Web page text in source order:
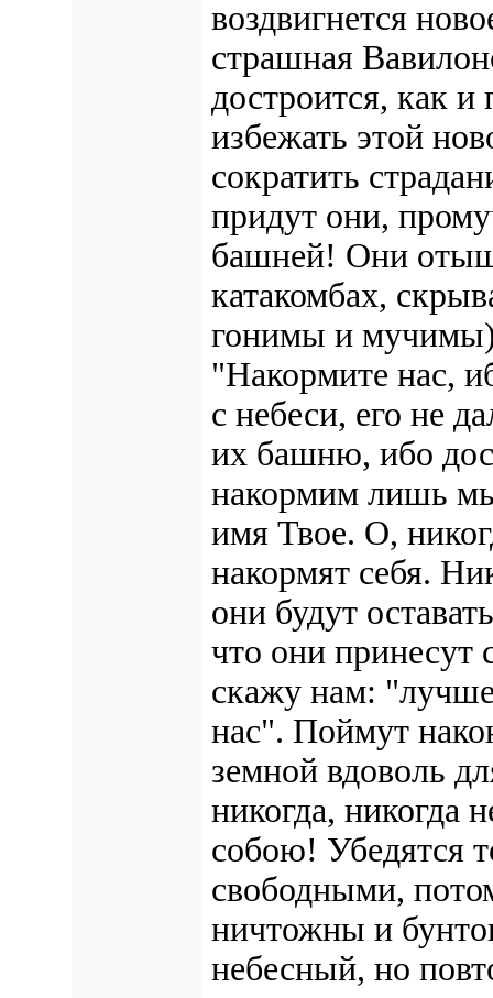
воздвигнется
страшная
достроится, как
избежать этой
сократить
придут они,
башней! Они
катакомбах,
гонимы и
"Накормите нас,
с небеси, его не
их башню, ибо
накормим лишь
имя Твое. О,
накормят себя.
они будут
что они
скажу нам:
нас". Поймут
земной вдоволь
никогда, никогда
собою! Убедятся
свободными,
ничтожны и
небесный, но